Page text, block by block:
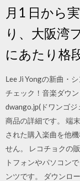
月1 日から
り、大阪湾
にあたり格
Lee Ji Yongの新曲・
チェック！音楽ダウ
dwango.jp(ドワンゴ
商品の詳細です。 端
された購入楽曲を他
せん。 レコチョクの
トフォンやパソコン
ンツです。 ダウンロ